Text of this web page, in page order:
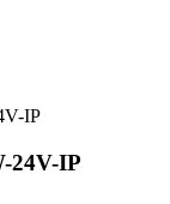
IP
24V-IP